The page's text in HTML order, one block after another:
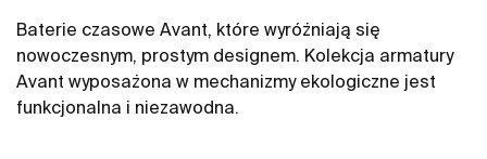
Baterie czasowe Avant, które wyróżniają się
nowoczesnym, prostym designem. Kolekcja armatury
Avant wyposażona w mechanizmy ekologiczne jest
funkcjonalna i niezawodna.